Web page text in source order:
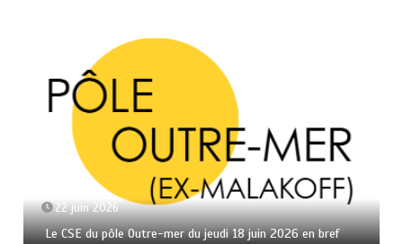
22 juin 2026
Le CSE du pôle Outre-mer du jeudi 18 juin 2026 en bref